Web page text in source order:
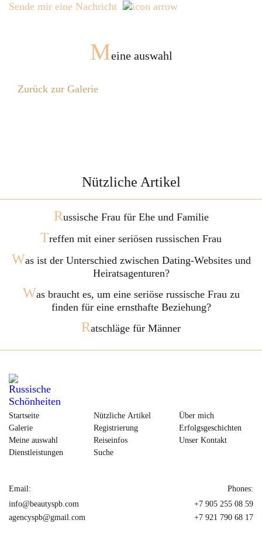
Sende mir eine Nachricht
Meine auswahl
Zurück zur Galerie
Nützliche Artikel
Russische Frau für Ehe und Familie
Treffen mit einer seriösen russischen Frau
Was ist der Unterschied zwischen Dating-Websites und
Heiratsagenturen?
Was braucht es, um eine seriöse russische Frau zu
finden für eine ernsthafte Beziehung?
Ratschläge für Männer
Startseite
Galerie
Meine auswahl
Dienstleistungen
Nützliche Artikel
Registrierung
Reiseinfos
Suche
Über mich
Erfolgsgeschichten
Unser Kontakt
Email:
info@beautyspb.com
agencyspb@gmail.com
Phones:
+7 905 255 08 59
+7 921 790 68 17